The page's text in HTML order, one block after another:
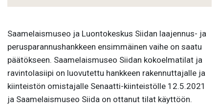
Saamelaismuseo ja Luontokeskus Siidan laajennus- ja
perusparannushankkeen ensimmäinen vaihe on saatu
päätökseen. Saamelaismuseo Siidan kokoelmatilat ja
ravintolasiipi on luovutettu hankkeen rakennuttajalle ja
kiinteistön omistajalle Senaatti-kiinteistölle 12.5.2021
ja Saamelaismuseo Siida on ottanut tilat käyttöön.